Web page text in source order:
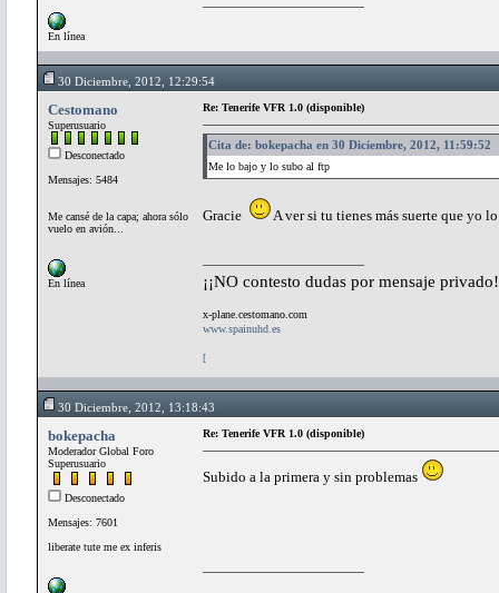
En línea
30 Diciembre, 2012, 12:29:54
Cestomano
Superusuario
Desconectado
Mensajes: 5484
Me cansé de la capa; ahora sólo
vuelo en avión...
En línea
Re: Tenerife VFR 1.0 (disponible)
Cita de: bokepacha en 30 Diciembre, 2012, 11:59:52
Me lo bajo y lo subo al ftp
Gracie A ver si tu tienes más suerte que yo
¡¡NO contesto dudas por mensaje
x-plane.cestomano.com
www.spainuhd.es
[
30 Diciembre, 2012, 13:18:43
bokepacha
Moderador Global Foro
Superusuario
Desconectado
Mensajes: 7601
liberate tute me ex inferis
Re: Tenerife VFR 1.0 (disponible)
Subido a la primera y sin problemas